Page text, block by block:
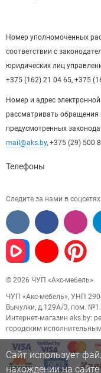
Номер уполномоченных
соответствии с
юридических лиц
+375 (162) 21 04 65, +375
Номер и адрес
рассматривать обращения
предусмотренных
mail@aks.by, +375 (29) 500
Телефоны
Следите за нами в соцсетях
© 2026 ЧУП «Акс-мебель»
ЧУП «Акс-мебель», УНП
Вычулки, д.129А/3, пом. №1.
Интернет-магазин aks.by:
городским
Сайт использует
нахождении на